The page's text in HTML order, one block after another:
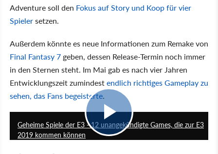
Adventure soll den Fokus auf Story und Koop für vier
Spielersetzen.
Außerdem könnte es neue Informationen zum Remake von
Final Fantasy 7 geben, dessen Release-Termin noch immer
in den Sternen steht. Im Mai gab es nach vier Jahren
Entwicklungszeit zumindestendlich richtiges Gameplay zu
sehen, das Fans begeisterte.
Geheime Spiele der E3 - 12 unangekündigte Games, die zur E3
2019 kommen können